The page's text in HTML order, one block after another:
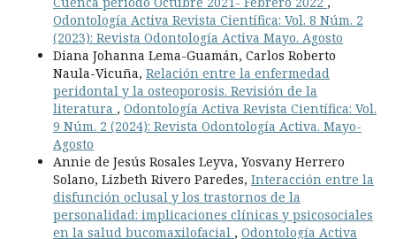
Odontología Activa Revista Científica: Vol. 8 Núm. 2
(2023): Revista Odontología Activa Mayo. Agosto
Diana Johanna Lema-Guamán, Carlos Roberto
Naula-Vicuña, Relación entre la enfermedad
peridontal y la osteoporosis. Revisión de la
literatura , Odontología Activa Revista Científica: Vol.
9 Núm. 2 (2024): Revista Odontología Activa. Mayo-
Agosto
Annie de Jesús Rosales Leyva, Yosvany Herrero
Solano, Lizbeth Rivero Paredes, Interacción entre la
disfunción oclusal y los trastornos de la
personalidad: implicaciones clínicas y psicosociales
en la salud bucomaxilofacial , Odontología Activa